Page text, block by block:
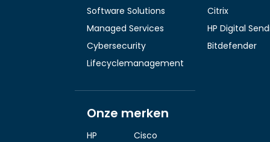
Software Solutions
Managed Services
Cybersecurity
Lifecyclemanagement
Citrix
HP Digital
Bitdefender
Onze merken
HP
Cisco